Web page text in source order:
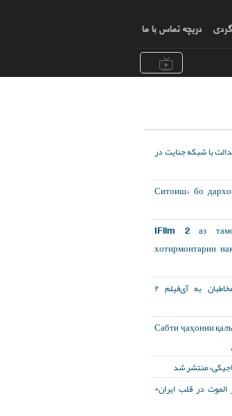
دریچه تماس با ما
با شبکه جنایت در
«Ситоиш» бо
IFilm 2 аз
хотирмонтарин
«ستایش» با درخواست مخاطبان به آی‌فیلم ۲
Сабти ҷаҳонии
تاجیکی» منتشر شد
الموت در قلب ایران+